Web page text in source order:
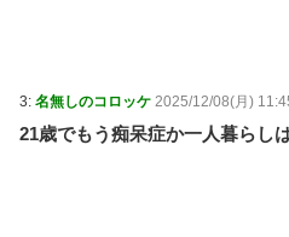
【同人ヱロゲ】勝つとヱロ
のもなあというのはヱロゲー
3: 名無しのコロッケ 2025/12/08(月)
21歳でもう痴呆症か一人暮らし